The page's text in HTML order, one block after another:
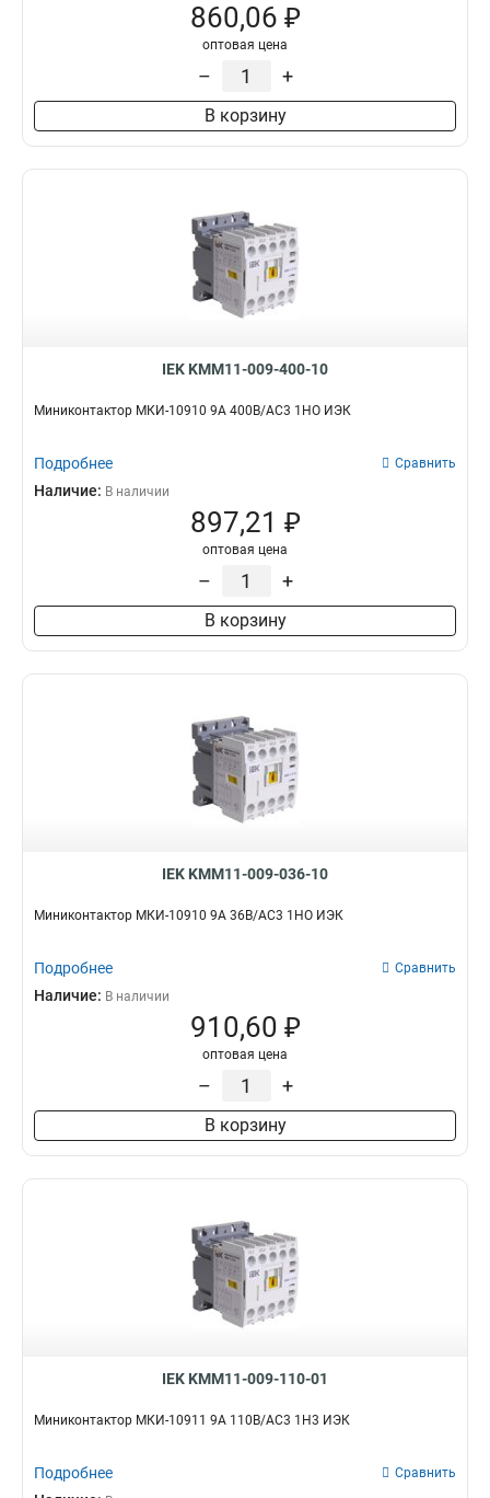
860,06 ₽
оптовая цена
– +
В корзину
IEK KMM11-009-400-10
Миниконтактор МКИ-10910 9А 400В/АС3 1НО ИЭК
Подробнее Сравнить
Наличие: В наличии
897,21 ₽
оптовая цена
– +
В корзину
IEK KMM11-009-036-10
Миниконтактор МКИ-10910 9А 36В/АС3 1НО ИЭК
Подробнее Сравнить
Наличие: В наличии
910,60 ₽
оптовая цена
– +
В корзину
IEK KMM11-009-110-01
Миниконтактор МКИ-10911 9А 110В/АС3 1Н3 ИЭК
Подробнее Сравнить